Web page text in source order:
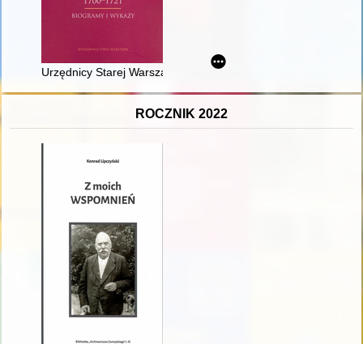
Urzędnicy Starej Warszawy w latach 1700-1721 : biogramy i
ROCZNIK 2022